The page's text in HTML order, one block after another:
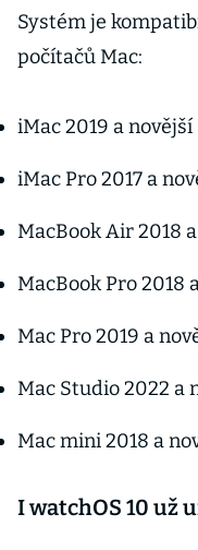
Systém je
počítačů Mac:
iMac 2019 a novější
iMac Pro 2017 a
MacBook Air 2018
MacBook Pro 2018
Mac Pro 2019 a
Mac Studio 2022 a
Mac mini 2018 a
I watchOS 10 už